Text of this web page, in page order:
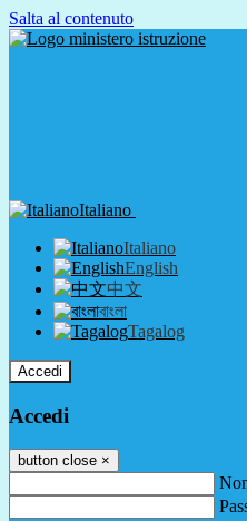
Salta al contenuto
Italiano
Italiano
English
中文
বাংলা
Tagalog
Accedi
Accedi
button close ×